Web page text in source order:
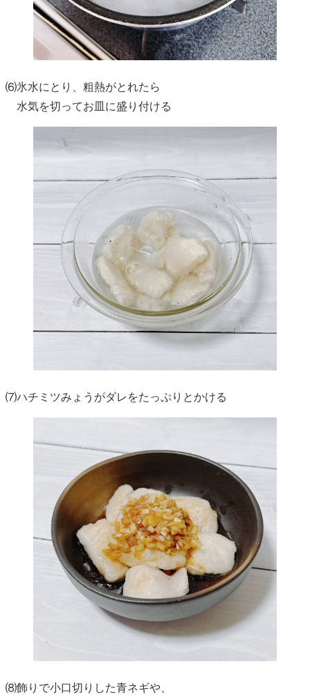
⑹氷水にとり、粗熱がとれたら
水気を切ってお皿に盛り付ける
⑺ハチミツみょうがダレをたっぷりとかける
⑻飾りで小口切りした青ネギや、